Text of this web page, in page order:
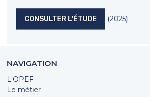
CONSULTER L'ÉTUDE (2025)
NAVIGATION
L'OPEF
Le métier